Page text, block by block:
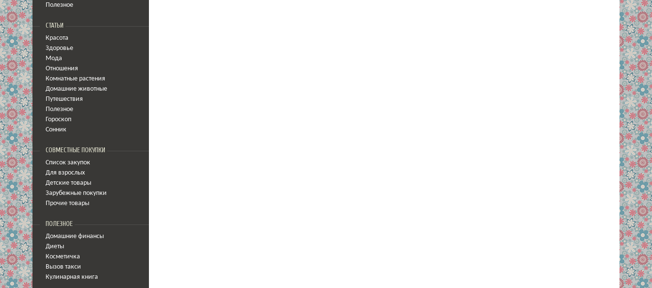
Полезное
СТАТЬИ
Красота
Здоровье
Мода
Отношения
Комнатные растения
Домашние животные
Путешествия
Полезное
Гороскоп
Сонник
СОВМЕСТНЫЕ ПОКУПКИ
Список закупок
Для взрослых
Детские товары
Зарубежные покупки
Прочие товары
ПОЛЕЗНОЕ
Домашние финансы
Диеты
Косметичка
Вызов такси
Кулинарная книга